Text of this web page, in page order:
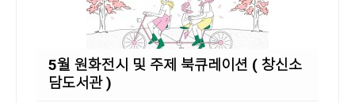
5월 원화전시 및 주제 북큐레이션 ( 창신소
담도서관 )